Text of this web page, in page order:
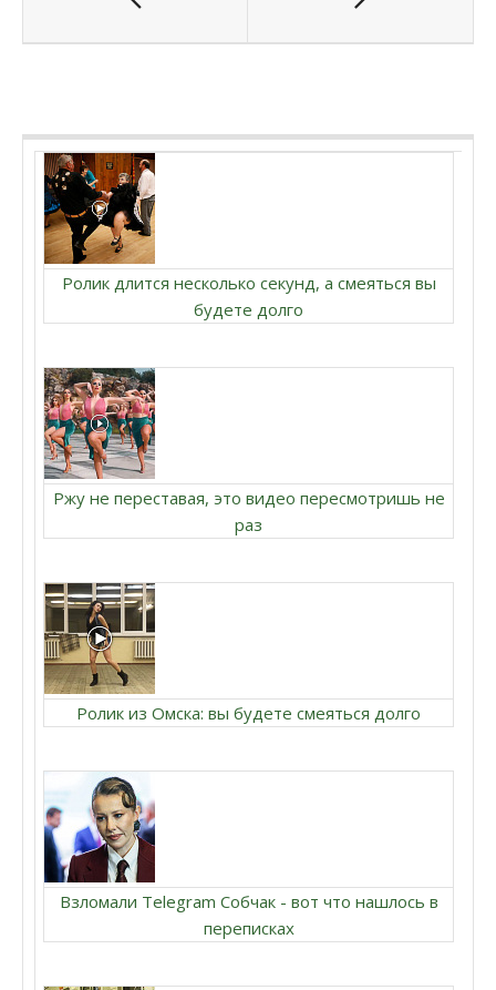
Ролик длится несколько секунд, а смеяться вы
будете долго
Ржу не переставая, это видео пересмотришь не
раз
Ролик из Омска: вы будете смеяться долго
Взломали Telegram Собчак - вот что нашлось в
переписках